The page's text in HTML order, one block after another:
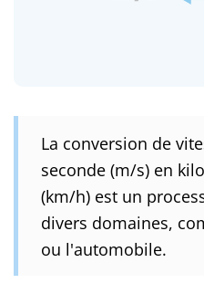
La conversion de
seconde (m/s) en
(km/h) est un
divers domaines,
ou l'automobile.